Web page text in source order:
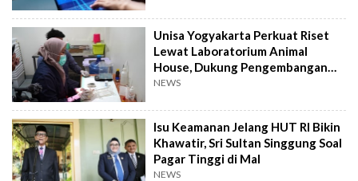
Unisa Yogyakarta Perkuat Riset
Lewat Laboratorium Animal
House, Dukung Pengembangan
Kandidat Obat
NEWS
Isu Keamanan Jelang HUT RI Bikin
Khawatir, Sri Sultan Singgung Soal
Pagar Tinggi di Mal
NEWS